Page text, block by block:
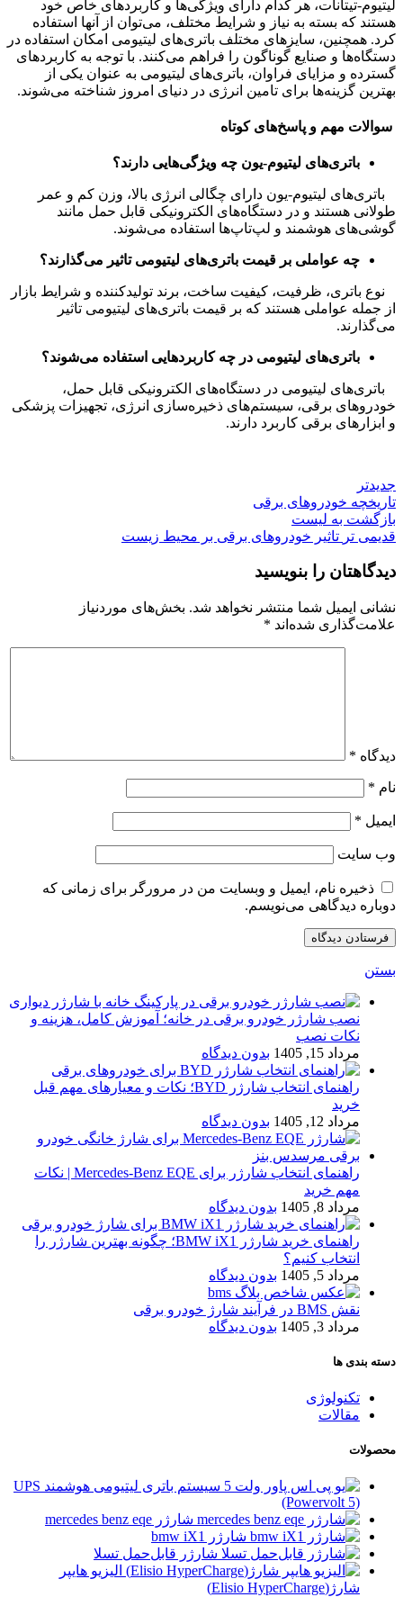
لیتیوم-تیتانات، هر کدام دارای ویژگی‌ها و کاربردهای خاص خود
هستند که بسته به نیاز و شرایط مختلف، می‌توان از آنها استفاده
کرد. همچنین، سایزهای مختلف باتری‌های لیتیومی امکان استفاده در
دستگاه‌ها و صنایع گوناگون را فراهم می‌کنند. با توجه به کاربردهای
گسترده و مزایای فراوان، باتری‌های لیتیومی به عنوان یکی از
بهترین گزینه‌ها برای تامین انرژی در دنیای امروز شناخته می‌شوند.
سوالات مهم و پاسخ‌های کوتاه
باتری‌های لیتیوم-یون چه ویژگی‌هایی دارند؟
باتری‌های لیتیوم-یون دارای چگالی انرژی بالا، وزن کم و عمر
طولانی هستند و در دستگاه‌های الکترونیکی قابل حمل مانند
گوشی‌های هوشمند و لپ‌تاپ‌ها استفاده می‌شوند.
چه عواملی بر قیمت باتری‌های لیتیومی تاثیر می‌گذارند؟
نوع باتری، ظرفیت، کیفیت ساخت، برند تولیدکننده و شرایط بازار
از جمله عواملی هستند که بر قیمت باتری‌های لیتیومی تاثیر
می‌گذارند.
باتری‌های لیتیومی در چه کاربردهایی استفاده می‌شوند؟
باتری‌های لیتیومی در دستگاه‌های الکترونیکی قابل حمل،
خودروهای برقی، سیستم‌های ذخیره‌سازی انرژی، تجهیزات پزشکی
و ابزارهای برقی کاربرد دارند.
جدیدتر
تاریخچه خودروهای برقی
بازگشت به لیست
قدیمی تر تاثیر خودروهای برقی بر محیط زیست
دیدگاهتان را بنویسید
نشانی ایمیل شما منتشر نخواهد شد. بخش‌های موردنیاز
علامت‌گذاری شده‌اند *
دیدگاه *
نام *
ایمیل *
وب‌ سایت
ذخیره نام، ایمیل و وبسایت من در مرورگر برای زمانی که
دوباره دیدگاهی می‌نویسم.
بستن
نصب شارژر خودرو برقی در خانه؛ آموزش کامل، هزینه و
نکات نصب
مرداد 15, 1405
بدون دیدگاه
راهنمای انتخاب شارژر BYD؛ نکات و معیارهای مهم قبل
خرید
مرداد 12, 1405
بدون دیدگاه
راهنمای انتخاب شارژر برای Mercedes-Benz EQE | نکات
مهم خرید
مرداد 8, 1405
بدون دیدگاه
راهنمای خرید شارژر BMW iX1؛ چگونه بهترین شارژر را
انتخاب کنیم؟
مرداد 5, 1405
بدون دیدگاه
نقش BMS در فرآیند شارژ خودرو برقی
مرداد 3, 1405
بدون دیدگاه
دسته بندی ها
تکنولوژی
مقالات
محصولات
سیستم باتری لیتیومی هوشمند UPS
(Powervolt 5)
شارژر mercedes benz eqe
شارژر bmw iX1
شارژر قابل‌حمل تسلا
الیزیو هایپر
شارژ(Elisio HyperCharge)